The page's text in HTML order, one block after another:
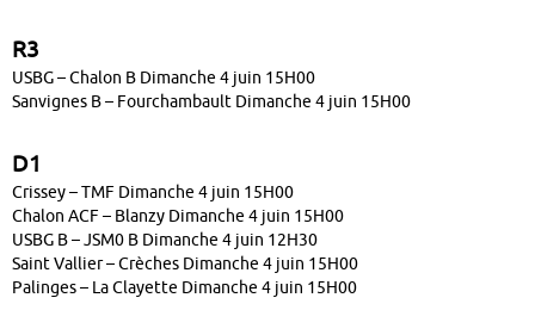
R3
USBG – Chalon B Dimanche 4 juin 15H00
Sanvignes B – Fourchambault Dimanche 4 juin 15H00
D1
Crissey – TMF Dimanche 4 juin 15H00
Chalon ACF – Blanzy Dimanche 4 juin 15H00
USBG B – JSM0 B Dimanche 4 juin 12H30
Saint Vallier – Crèches Dimanche 4 juin 15H00
Palinges – La Clayette Dimanche 4 juin 15H00